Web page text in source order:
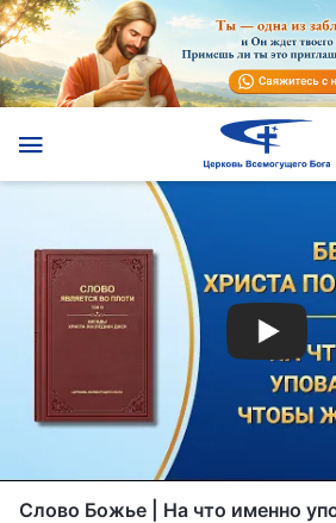
Слово Божье | На что именно